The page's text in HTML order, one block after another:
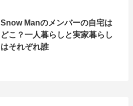
Snow Manのメンバーの自宅は
どこ？一人暮らしと実家暮らし
はそれぞれ誰